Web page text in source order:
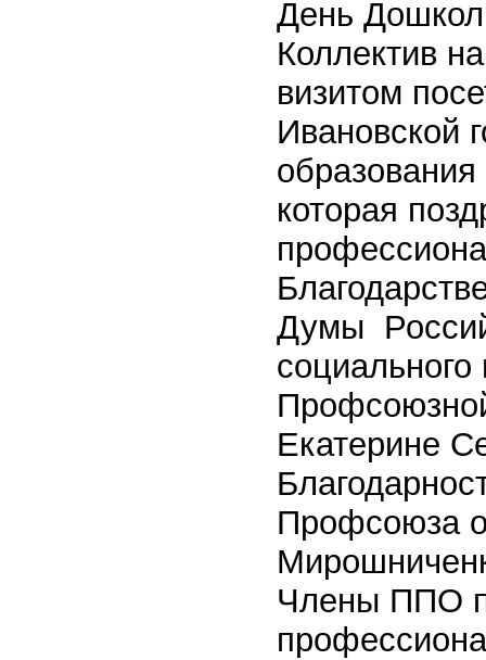
День
Коллектив
визитом
Ивановской
которая
Думы
социального
Екатерине
Профсоюза
Члены ППО